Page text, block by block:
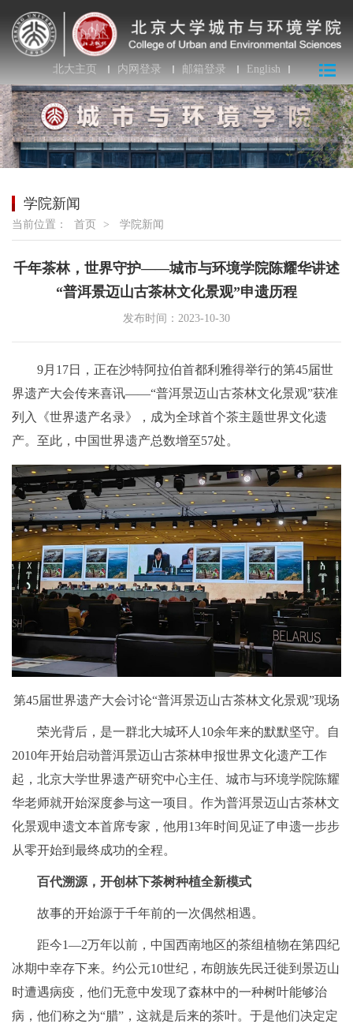
北大主页 内网登录 邮箱登录 English
学院新闻
当前位置： 首页 > 学院新闻
千年茶林，世界守护——城市与环境学院陈耀华讲述
“普洱景迈山古茶林文化景观”申遗历程
发布时间：2023-10-30
9月17日，正在沙特阿拉伯首都利雅得举行的第45届世
界遗产大会传来喜讯——“普洱景迈山古茶林文化景观”获准
列入《世界遗产名录》，成为全球首个茶主题世界文化遗
产。至此，中国世界遗产总数增至57处。
第45届世界遗产大会讨论“普洱景迈山古茶林文化景观”现场
荣光背后，是一群北大城环人10余年来的默默坚守。自
2010年开始启动普洱景迈山古茶林申报世界文化遗产工作
起，北京大学世界遗产研究中心主任、城市与环境学院陈耀
华老师就开始深度参与这一项目。作为普洱景迈山古茶林文
化景观申遗文本首席专家，他用13年时间见证了申遗一步步
从零开始到最终成功的全程。
百代溯源，开创林下茶树种植全新模式
故事的开始源于千年前的一次偶然相遇。
距今1—2万年以前，中国西南地区的茶组植物在第四纪
冰期中幸存下来。约公元10世纪，布朗族先民迁徙到景迈山
时遭遇病疫，他们无意中发现了森林中的一种树叶能够治
病，他们称之为“腊”，这就是后来的茶叶。于是他们决定定